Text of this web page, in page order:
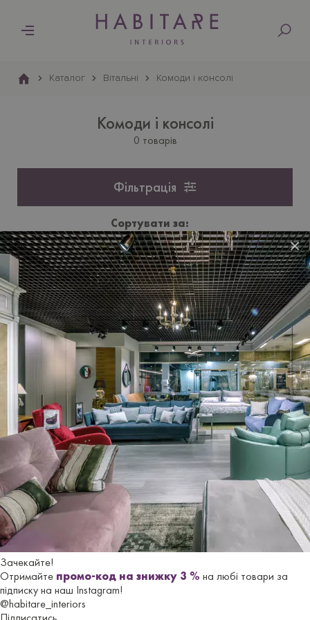
Зачекайте!
Отримайте промо-код на знижку 3 % на любі товари за
підписку на наш Instagram!
@habitare_interiors
×
Основна
Каталог Вiтальнi Комоди і консолі
Комоди і консолі
0 товарів
Фільтрація
Сортувати за:
Ціною
Популярністю
Розділ знаходиться на етапі наповнення
+38 068 825 44 35
м. Одеса, ТВК «МегаДом»,
вул. Г. Липського, 135/2, корпус 2, поверх 2
Ми на мапі